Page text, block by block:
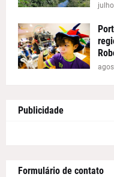
Publicidade
Formulário de contato